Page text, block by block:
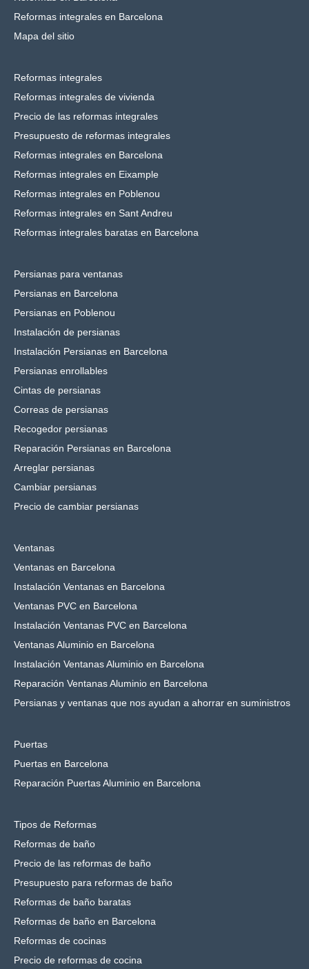
Reformas integrales en Barcelona
Mapa del sitio
Reformas integrales
Reformas integrales de vivienda
Precio de las reformas integrales
Presupuesto de reformas integrales
Reformas integrales en Barcelona
Reformas integrales en Eixample
Reformas integrales en Poblenou
Reformas integrales en Sant Andreu
Reformas integrales baratas en Barcelona
Persianas para ventanas
Persianas en Barcelona
Persianas en Poblenou
Instalación de persianas
Instalación Persianas en Barcelona
Persianas enrollables
Cintas de persianas
Correas de persianas
Recogedor persianas
Reparación Persianas en Barcelona
Arreglar persianas
Cambiar persianas
Precio de cambiar persianas
Ventanas
Ventanas en Barcelona
Instalación Ventanas en Barcelona
Ventanas PVC en Barcelona
Instalación Ventanas PVC en Barcelona
Ventanas Aluminio en Barcelona
Instalación Ventanas Aluminio en Barcelona
Reparación Ventanas Aluminio en Barcelona
Persianas y ventanas que nos ayudan a ahorrar en suministros
Puertas
Puertas en Barcelona
Reparación Puertas Aluminio en Barcelona
Tipos de Reformas
Reformas de baño
Precio de las reformas de baño
Presupuesto para reformas de baño
Reformas de baño baratas
Reformas de baño en Barcelona
Reformas de cocinas
Precio de reformas de cocina